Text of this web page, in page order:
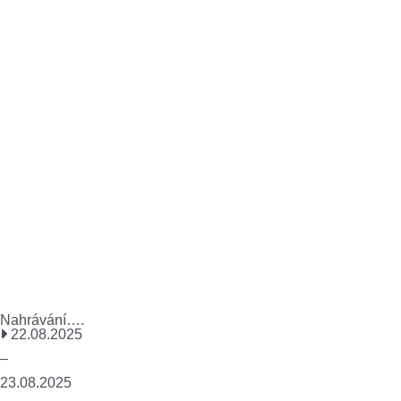
Nahrávání….
22.08.2025
–
23.08.2025